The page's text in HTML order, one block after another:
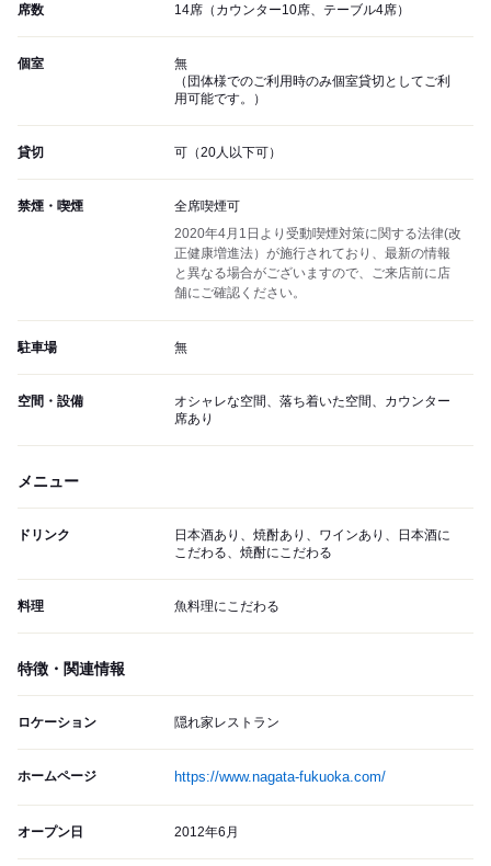
席数 14席（カウンター10席、テーブル4席）
個室
無
（団体様でのご利用時のみ個室貸切としてご利
用可能です。）
貸切 可（20人以下可）
禁煙・喫煙
全席喫煙可
2020年4月1日より受動喫煙対策に関する法律(改
正健康増進法）が施行されており、最新の情報
と異なる場合がございますので、ご来店前に店
舗にご確認ください。
駐車場 無
空間・設備
オシャレな空間、落ち着いた空間、カウンター
席あり
メニュー
ドリンク
日本酒あり、焼酎あり、ワインあり、日本酒に
こだわる、焼酎にこだわる
料理 魚料理にこだわる
特徴・関連情報
ロケーション 隠れ家レストラン
ホームページ https://www.nagata-fukuoka.com/
オープン日 2012年6月